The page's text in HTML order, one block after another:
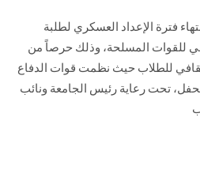
فترة الإعداد العسكري لطلبة
للقوات المسلحة، وذلك حرصاً من
للطلاب حيث نظمت قوات الدفاع
تحت رعاية رئيس الجامعة ونائب